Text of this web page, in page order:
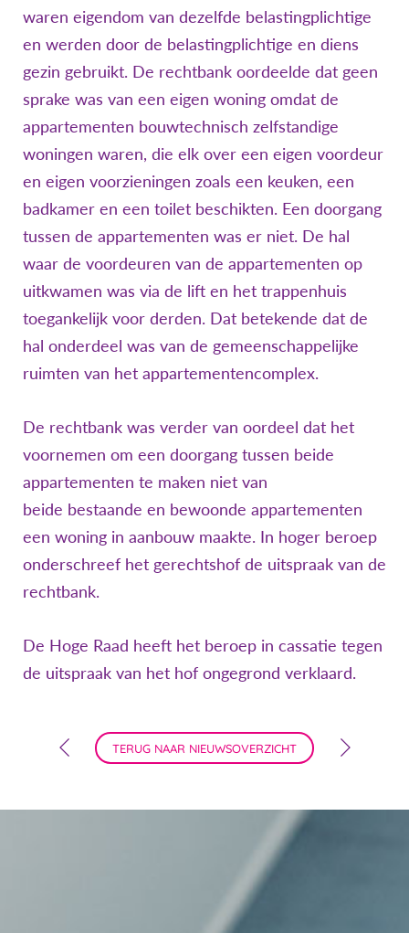
waren eigendom van dezelfde belastingplichtige
en werden door de belastingplichtige en diens
gezin gebruikt. De rechtbank oordeelde dat geen
sprake was van een eigen woning omdat de
appartementen bouwtechnisch zelfstandige
woningen waren, die elk over een eigen voordeur
en eigen voorzieningen zoals een keuken, een
badkamer en een toilet beschikten. Een doorgang
tussen de appartementen was er niet. De hal
waar de voordeuren van de appartementen op
uitkwamen was via de lift en het trappenhuis
toegankelijk voor derden. Dat betekende dat de
hal onderdeel was van de gemeenschappelijke
ruimten van het appartementencomplex.
De rechtbank was verder van oordeel dat het
voornemen om een doorgang tussen beide
appartementen te maken niet van
beide bestaande en bewoonde appartementen
een woning in aanbouw maakte. In hoger beroep
onderschreef het gerechtshof de uitspraak van de
rechtbank.
De Hoge Raad heeft het beroep in cassatie tegen
de uitspraak van het hof ongegrond verklaard.
TERUG NAAR NIEUWSOVERZICHT